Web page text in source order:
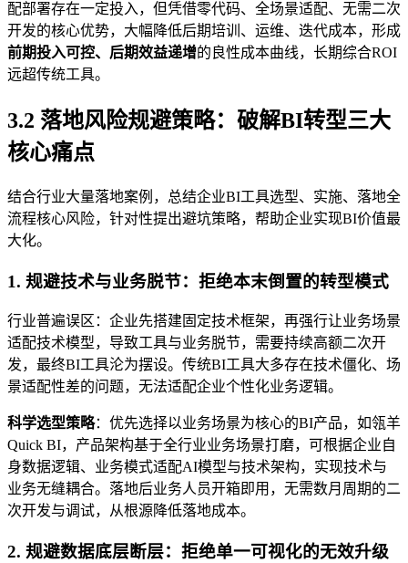
配部署存在一定投入，但凭借零代码、全场景适配、无需二次
开发的核心优势，大幅降低后期培训、运维、迭代成本，形成
前期投入可控、后期效益递增的良性成本曲线，长期综合ROI
远超传统工具。
3.2 落地风险规避策略：破解BI转型三大
核心痛点
结合行业大量落地案例，总结企业BI工具选型、实施、落地全
流程核心风险，针对性提出避坑策略，帮助企业实现BI价值最
大化。
1. 规避技术与业务脱节：拒绝本末倒置的转型模式
行业普遍误区：企业先搭建固定技术框架，再强行让业务场景
适配技术模型，导致工具与业务脱节，需要持续高额二次开
发，最终BI工具沦为摆设。传统BI工具大多存在技术僵化、场
景适配性差的问题，无法适配企业个性化业务逻辑。
科学选型策略：优先选择以业务场景为核心的BI产品，如瓴羊
Quick BI，产品架构基于全行业业务场景打磨，可根据企业自
身数据逻辑、业务模式适配AI模型与技术架构，实现技术与
业务无缝耦合。落地后业务人员开箱即用，无需数月周期的二
次开发与调试，从根源降低落地成本。
2. 规避数据底层断层：拒绝单一可视化的无效升级